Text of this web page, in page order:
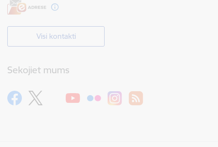
Visi kontakti
Sekojiet mums